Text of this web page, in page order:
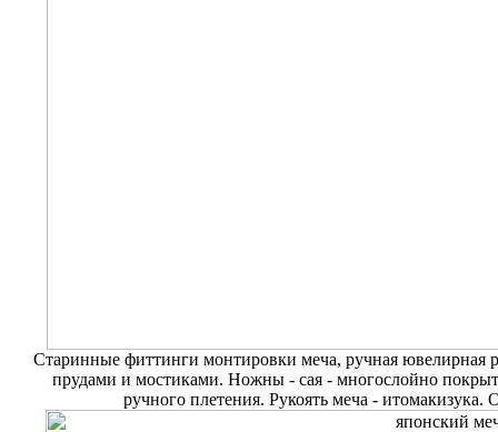
Старинные фиттинги монтировки меча, ручная ювелирная
прудами и мостиками. Ножны - сая - многослойно
ручного плетения. Рукоять меча -